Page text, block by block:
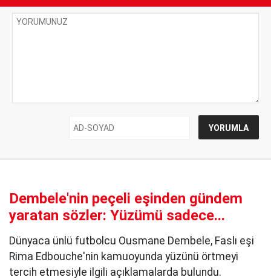
Dembele'nin peçeli eşinden gündem
yaratan sözler: Yüzümü sadece...
Dünyaca ünlü futbolcu Ousmane Dembele, Faslı eşi
Rima Edbouche'nin kamuoyunda yüzünü örtmeyi
tercih etmesiyle ilgili açıklamalarda bulundu.